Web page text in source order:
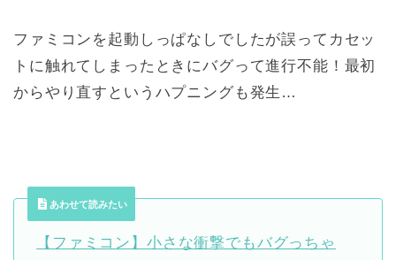
ファミコンを起動しっぱなしでしたが誤ってカセッ
トに触れてしまったときにバグって進行不能！最初
からやり直すというハプニングも発生…
あわせて読みたい
【ファミコン】小さな衝撃でもバグっちゃ